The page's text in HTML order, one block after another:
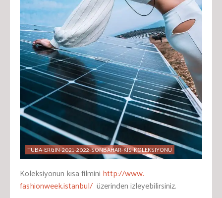
TUBA-ERGIN-2021-2022-SONBAHAR-KIS-KOLEKSIYONU
Koleksiyonun kısa filmini http://www.
fashionweek.istanbul/ üzerinden izleyebilirsiniz.